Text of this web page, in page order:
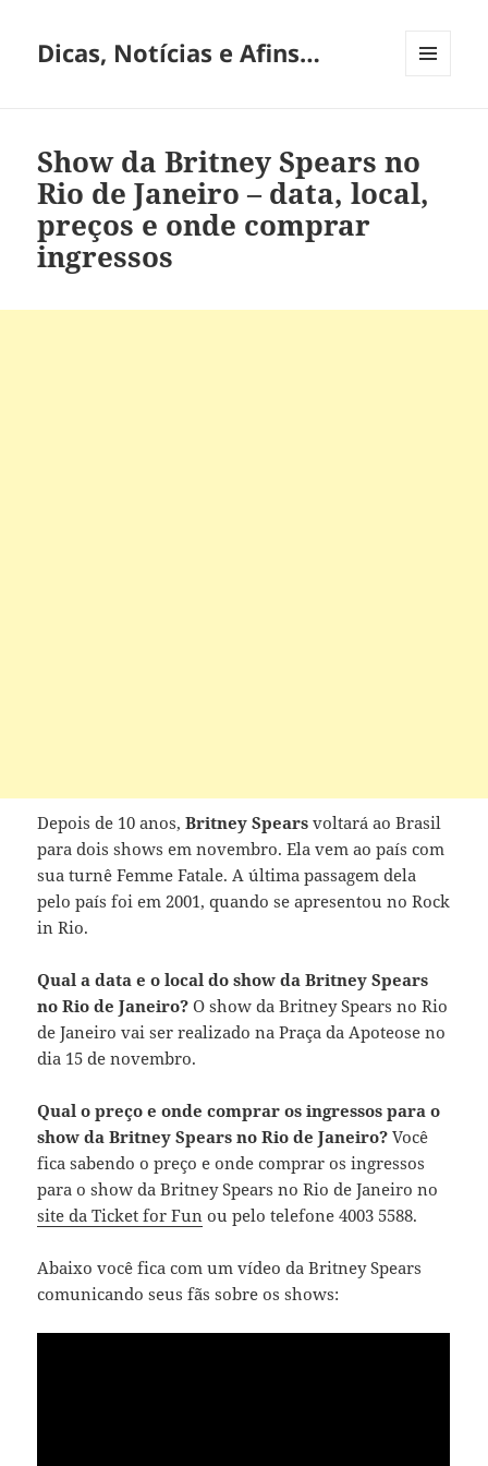
Dicas, Notícias e Afins…
Show da Britney Spears no
Rio de Janeiro – data, local,
preços e onde comprar
ingressos
Depois de 10 anos,Britney Spears voltará ao Brasil
para dois shows em novembro. Ela vem ao país com
sua turnê Femme Fatale. A última passagem dela
pelo país foi em 2001, quando se apresentou no Rock
in Rio.
Qual a data e o local do show da Britney Spears
no Rio de Janeiro? O show da Britney Spears no Rio
de Janeiro vai ser realizado na Praça da Apoteose no
dia 15 de novembro.
Qual o preço e onde comprar os ingressos para o
show da Britney Spears no Rio de Janeiro? Você
fica sabendo o preço e onde comprar os ingressos
para o show da Britney Spears no Rio de Janeiro no
site da Ticket for Fun ou pelo telefone 4003 5588.
Abaixo você fica com um vídeo da Britney Spears
comunicando seus fãs sobre os shows: